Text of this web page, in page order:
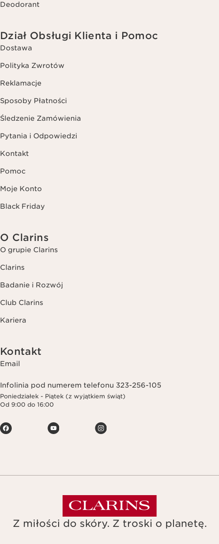
Deodorant
Dział Obsługi Klienta i Pomoc
Dostawa
Polityka Zwrotów
Reklamacje
Sposoby Płatności
Śledzenie Zamówienia
Pytania i Odpowiedzi
Kontakt
Pomoc
Moje Konto
Black Friday
O Clarins
O grupie Clarins
Clarins
Badanie i Rozwój
Club Clarins
Kariera
Kontakt
Email
Infolinia pod numerem telefonu 323-256-105
Poniedziałek - Piątek (z wyjątkiem świąt)
Od 9:00 do 16:00
Z miłości do skóry. Z troski o planetę.